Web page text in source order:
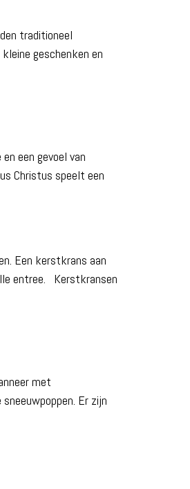
traditioneel
geschenken en
een gevoel van
Christus speelt een
Een kerstkrans aan
entree. Kerstkransen
met
Er zijn